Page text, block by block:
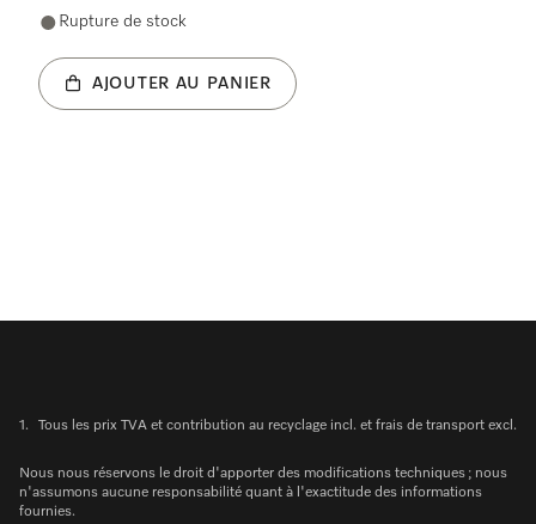
Rupture de stock
AJOUTER AU PANIER
1. Tous les prix TVA et contribution au recyclage incl. et frais de transport excl.
Nous nous réservons le droit d'apporter des modifications techniques ; nous
n'assumons aucune responsabilité quant à l'exactitude des informations
fournies.